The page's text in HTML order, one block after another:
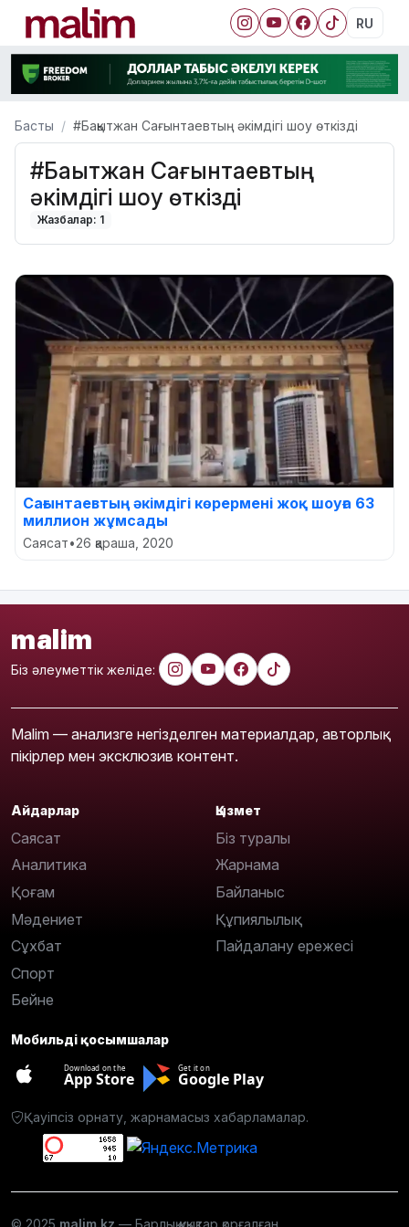
RU
Басты #Бақытжан Сағынтаевтың әкімдігі шоу өткізді
#Бақытжан Сағынтаевтың
әкімдігі шоу өткізді
Жазбалар: 1
Сағынтаевтың әкімдігі көрермені жоқ шоуға 63
миллион жұмсады
Саясат•26 қараша, 2020
malim
Біз әлеуметтік желіде:
Malim — анализге негізделген материалдар, авторлық
пікірлер мен эксклюзив контент.
Айдарлар
Саясат
Аналитика
Қоғам
Мәдениет
Сұхбат
Спорт
Бейне
Қызмет
Біз туралы
Жарнама
Байланыс
Құпиялылық
Пайдалану ережесі
Мобильді қосымшалар
Download on the
App Store
Get it on
Google Play
Қауіпсіз орнату, жарнамасыз хабарламалар.
© 2025 malim.kz — Барлық құқықтар қорғалған.